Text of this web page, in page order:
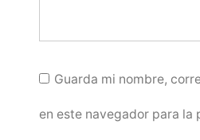
Guarda mi nombre,
en este navegador para la